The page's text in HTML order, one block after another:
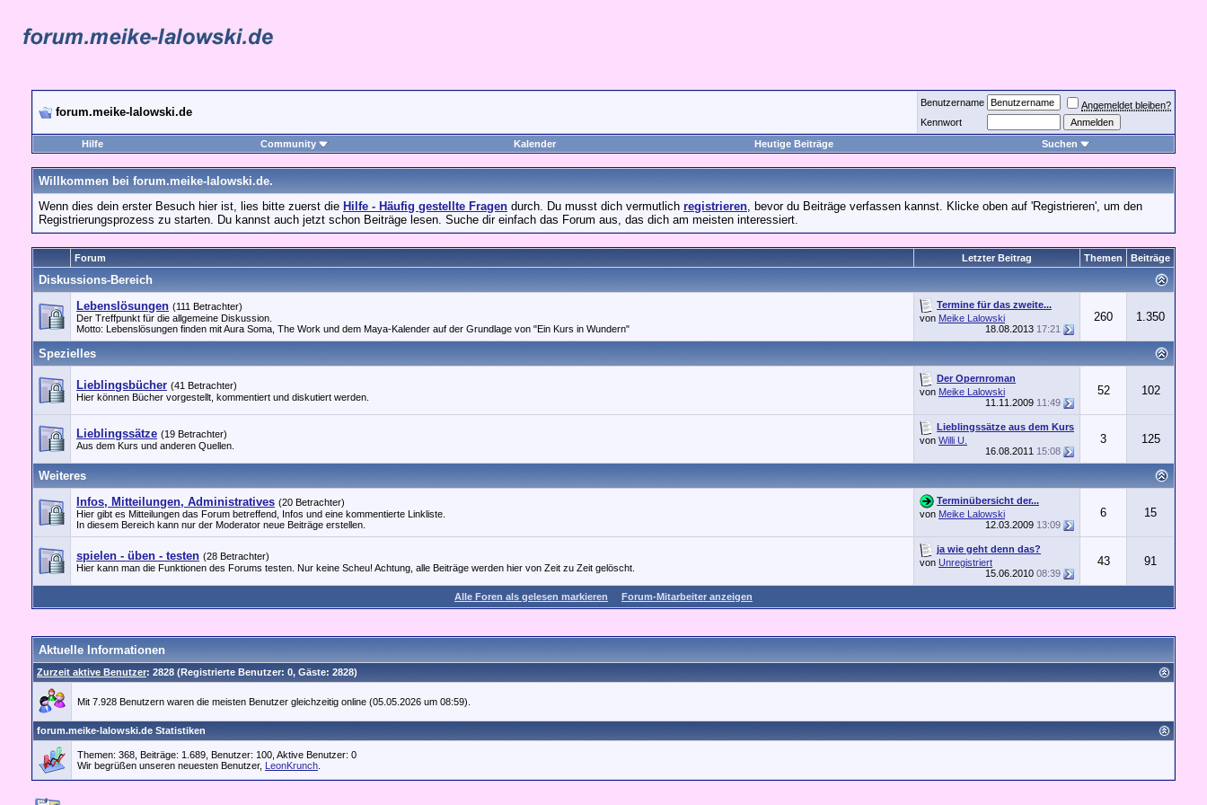
forum.meike-lalowski.de
Benutzername
Angemeldet bleiben?
Kennwort
Hilfe
Community Kalender Heutige Beiträge Suchen
Willkommen bei forum.meike-lalowski.de.
Wenn dies dein erster Besuch hier ist, lies bitte zuerst die Hilfe - Häufig gestellte Fragen durch. Du musst dich vermutlich registrieren, bevor du Beiträge verfassen kannst. Klicke oben auf 'Registrieren', um den
Registrierungsprozess zu starten. Du kannst auch jetzt schon Beiträge lesen. Suche dir einfach das Forum aus, das dich am meisten interessiert.
Forum Letzter Beitrag Themen Beiträge
Diskussions-Bereich
Lebenslösungen (111 Betrachter)
Der Treffpunkt für die allgemeine Diskussion.
Motto: Lebenslösungen finden mit Aura Soma, The Work und dem Maya-Kalender auf der Grundlage von "Ein Kurs in Wundern"
Termine für das zweite...
von Meike Lalowski
18.08.2013 17:21
260 1.350
Spezielles
Lieblingsbücher (41 Betrachter)
Hier können Bücher vorgestellt, kommentiert und diskutiert werden.
Der Opernroman
von Meike Lalowski
11.11.2009 11:49
52 102
Lieblingssätze (19 Betrachter)
Aus dem Kurs und anderen Quellen.
Lieblingssätze aus dem Kurs
von Willi U.
16.08.2011 15:08
3 125
Weiteres
Infos, Mitteilungen, Administratives (20 Betrachter)
Hier gibt es Mitteilungen das Forum betreffend, Infos und eine kommentierte Linkliste.
In diesem Bereich kann nur der Moderator neue Beiträge erstellen.
Terminübersicht der...
von Meike Lalowski
12.03.2009 13:09
6 15
spielen - üben - testen (28 Betrachter)
Hier kann man die Funktionen des Forums testen. Nur keine Scheu! Achtung, alle Beiträge werden hier von Zeit zu Zeit gelöscht.
ja wie geht denn das?
von Unregistriert
15.06.2010 08:39
43 91
Alle Foren als gelesen markieren Forum-Mitarbeiter anzeigen
Aktuelle Informationen
Zurzeit aktive Benutzer: 2828 (Registrierte Benutzer: 0, Gäste: 2828)
Mit 7.928 Benutzern waren die meisten Benutzer gleichzeitig online (05.05.2026 um 08:59).
forum.meike-lalowski.de Statistiken
Themen: 368, Beiträge: 1.689, Benutzer: 100, Aktive Benutzer: 0
Wir begrüßen unseren neuesten Benutzer, LeonKrunch